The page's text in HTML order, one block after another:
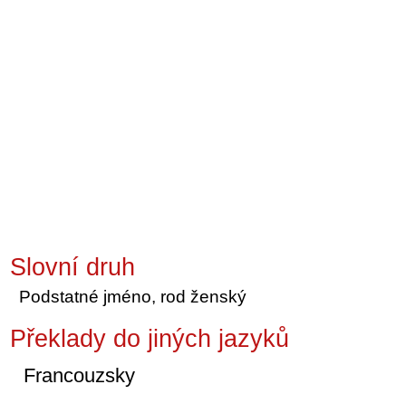
Slovní druh
Podstatné jméno, rod ženský
Překlady do jiných jazyků
Francouzsky